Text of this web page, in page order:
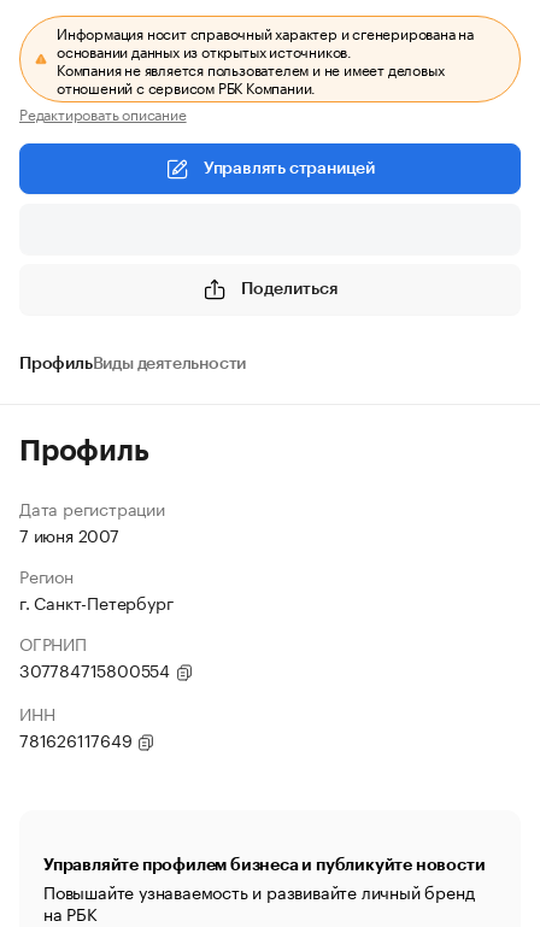
Информация носит справочный характер и сгенерирована на
основании данных из открытых источников.
Компания не является пользователем и не имеет деловых
отношений с сервисом РБК Компании.
Редактировать описание
Управлять страницей
Поделиться
ПрофильВиды деятельности
Профиль
Дата регистрации
7 июня 2007
Регион
г. Санкт-Петербург
ОГРНИП
307784715800554
ИНН
781626117649
Управляйте профилем бизнеса и публикуйте новости
Повышайте узнаваемость и развивайте личный бренд
на РБК